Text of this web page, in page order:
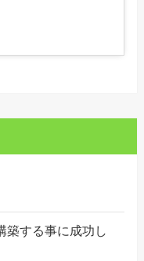
築する事に成功し